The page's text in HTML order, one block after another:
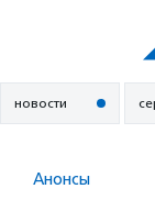
новости
Анонсы